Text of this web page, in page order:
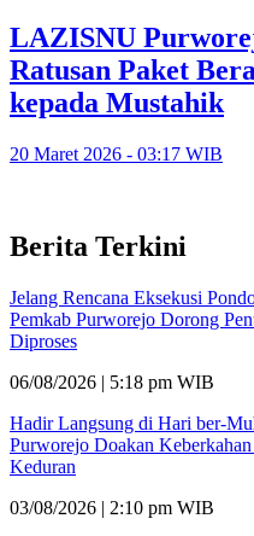
LAZISNU
Ratusan Paket
kepada Mustahik
20 Maret 2026 - 03:17 WIB
Berita Terkini
Jelang Rencana Eksekusi
Pemkab Purworejo Dorong
Diproses
06/08/2026 | 5:18 pm WIB
Hadir Langsung di Hari ber-
Purworejo Doakan
Keduran
03/08/2026 | 2:10 pm WIB